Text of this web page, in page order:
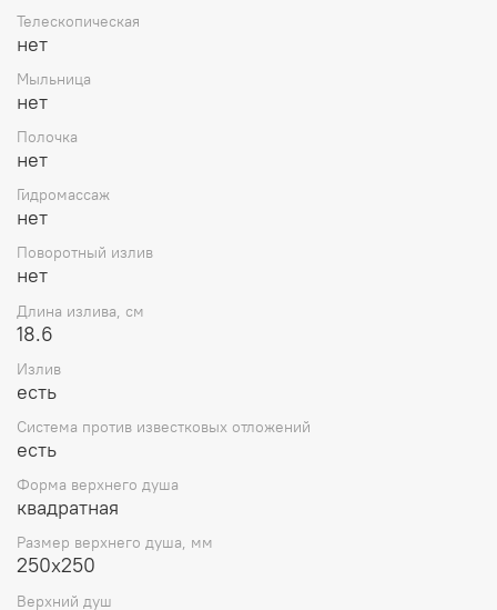
Телескопическая
нет
Мыльница
нет
Полочка
нет
Гидромассаж
нет
Поворотный излив
нет
Длина излива, см
18.6
Излив
есть
Система против известковых отложений
есть
Форма верхнего душа
квадратная
Размер верхнего душа, мм
250х250
Верхний душ